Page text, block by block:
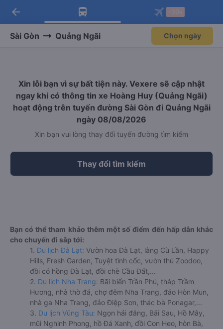
Tải app Vexere ngay!
Nhận ưu đãi thành viên độc
Mở app
Tải app Vexere
-30k/ghế khi đặt vé máy bay qua
Mở app
arrow_back
Sài Gòn Quảng Ngãi Chọn ngày
Xin lỗi bạn vì sự bất tiện này. Vexere sẽ cập nhật
ngay khi có thông tin xe Hoàng Huy (Quảng Ngãi)
hoạt động trên tuyến đường Sài Gòn đi Quảng Ngãi
ngày 08/08/2026
Xin bạn vui lòng thay đổi tuyến đường tìm kiếm
Thay đổi tìm kiếm
Bạn có thể tham khảo thêm một số điểm đến hấp dẫn khác
cho chuyến đi sắp tới:
1. Du lịch Đà Lạt: Vườn hoa Đà Lạt, làng Cù Lần, Happy
Hills, Fresh Garden, Tuyệt tình cốc, vườn thú Zoodoo,
đồi cỏ hồng Đà Lạt, đồi chè Cầu Đất,...
2. Du lịch Nha Trang: Bãi biển Trần Phú, tháp Trầm
Hương, nhà thờ đá, chợ đêm Nha Trang, đảo Hòn Mun,
nhà ga Nha Trang, đảo Điệp Sơn, thác bà Ponagar,...
3. Du lịch Vũng Tàu: Ngọn hải đăng, Bãi Sau, Hồ Mây,
mũi Nghinh Phong, hồ Đá Xanh, đồi Con Heo, hòn Bà,